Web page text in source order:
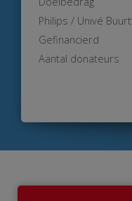
Philips / Univé
Gefinancierd
Aantal donateurs